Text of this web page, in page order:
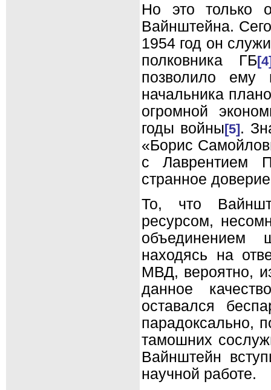
Но это только
Вайнштейна.
1954 год он
полковника ГБ
позволило ему
начальника
огромной
годы войны[5].
«Борис
с Лаврентием
странное
То, что
ресурсом,
объединением
находясь на
МВД, вероятно,
данное
оставался
парадоксально,
тамошних
Вайнштейн
научной работе.